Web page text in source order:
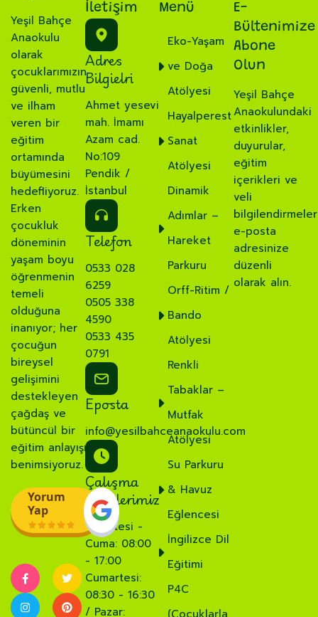
Yeşil Bahçe
Anaokulu
olarak
çocuklarımızın
güvenli, mutlu
ve ilham
veren bir
eğitim
ortamında
büyümesini
hedefliyoruz.
Erken
çocukluk
döneminin
yaşam boyu
öğrenmenin
temeli
olduğuna
inanıyor; her
çocuğun
bireysel
gelişimini
destekleyen
çağdaş ve
bütüncül bir
eğitim anlayışı
benimsiyoruz.
Yorum
Yap
İletişim
Adres
Bilgielri
Ahmet yesevi
mah. İmamı
Azam cad.
No:109
Pendik /
İstanbul
Telefon
0533 028
6259
0505 338
4590
0533 435
0791
Eposta
info@yesilbahceanaokulu.com
Çalışma
Saatlerimiz
Pazartesi -
Cuma: 08:00
- 17:00
Cumartesi:
08:30 - 16:30
/ Pazar:
Menü
Eko-Yaşam
ve Doğa
Atölyesi
Hayalperest
Sanat
Atölyesi
Dinamik
Adımlar –
Hareket
Parkuru
Orff-Ritim /
Bando
Atölyesi
Renkli
Tabaklar –
Mutfak
Atölyesi
Su Parkuru
& Havuz
Eğlencesi
İngilizce Dil
Eğitimi
P4C
E-
Bültenimize
Abone
Olun
Yeşil Bahçe
Anaokulundaki
etkinlikler,
duyurular,
eğitim
içerikleri ve
veli
e-posta
adresinize
düzenli
olarak alın.